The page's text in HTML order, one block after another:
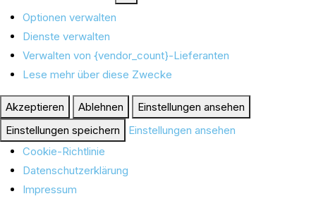
Optionen verwalten
Dienste verwalten
Verwalten von {vendor_count}-Lieferanten
Lese mehr über diese Zwecke
Akzeptieren Ablehnen
Einstellungen ansehen
Einstellungen speichern
Einstellungen ansehen
Cookie-Richtlinie
Datenschutzerklärung
Impressum